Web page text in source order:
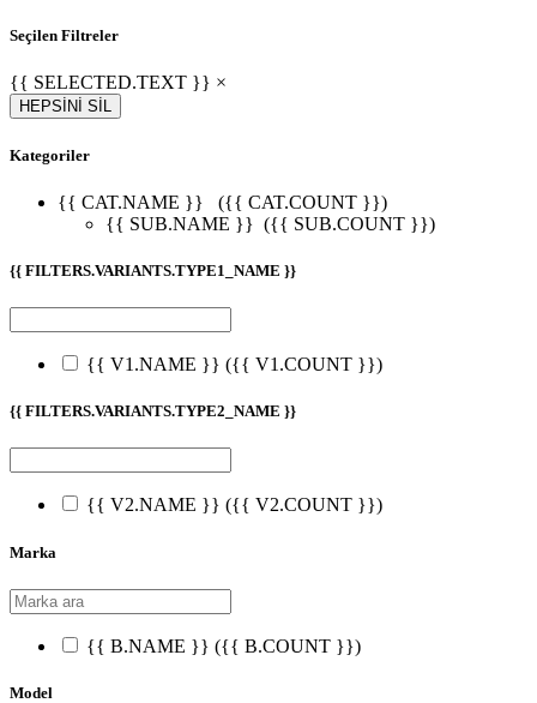
Seçilen Filtreler
{{ SELECTED.TEXT }} ×
HEPSİNİ SİL
Kategoriler
{{ CAT.NAME }}
({{ CAT.COUNT }})
{{ SUB.NAME }} ({{ SUB.COUNT }})
{{ FILTERS.VARIANTS.TYPE1_NAME }}
{{ V1.NAME }} ({{ V1.COUNT }})
{{ FILTERS.VARIANTS.TYPE2_NAME }}
{{ V2.NAME }} ({{ V2.COUNT }})
Marka
{{ B.NAME }} ({{ B.COUNT }})
Model